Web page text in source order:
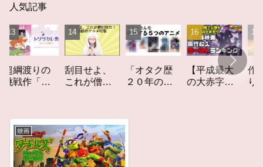
人気記事
りの
「ト
刮目せよ、
これが僧侶
メ」特集ア
ニメコラム
「オタク歴
２０年の私
メ」アニメ
コラム #私を
構成する5つ
のアニメ
【平成最大
の大赤字】
作家性の
りかす「
映画